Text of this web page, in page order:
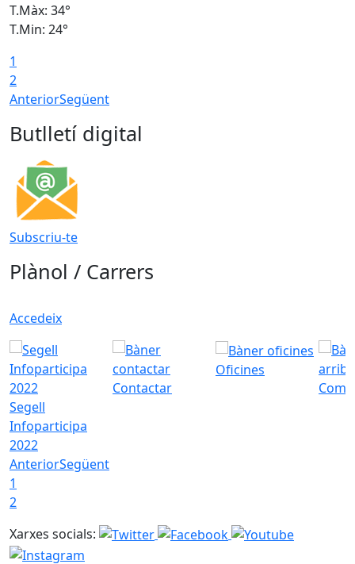
T.Màx: 34°
T.Min: 24°
1
2
AnteriorSegüent
Butlletí digital
Subscriu-te
Plànol / Carrers
Accedeix
Segell
Infoparticipa
2022
Contactar
Oficines
Com
AnteriorSegüent
1
2
Xarxes socials: